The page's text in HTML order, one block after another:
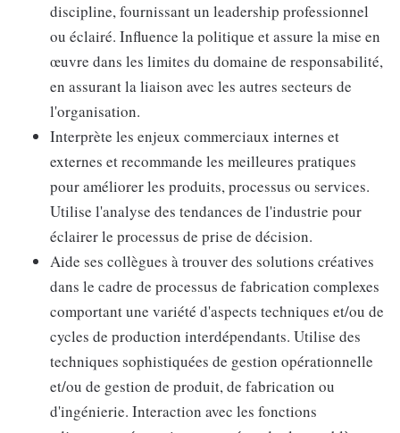
discipline, fournissant un leadership professionnel
ou éclairé. Influence la politique et assure la mise en
œuvre dans les limites du domaine de responsabilité,
en assurant la liaison avec les autres secteurs de
l'organisation.
Interprète les enjeux commerciaux internes et
externes et recommande les meilleures pratiques
pour améliorer les produits, processus ou services.
Utilise l'analyse des tendances de l'industrie pour
éclairer le processus de prise de décision.
Aide ses collègues à trouver des solutions créatives
dans le cadre de processus de fabrication complexes
comportant une variété d'aspects techniques et/ou de
cycles de production interdépendants. Utilise des
techniques sophistiquées de gestion opérationnelle
et/ou de gestion de produit, de fabrication ou
d'ingénierie. Interaction avec les fonctions